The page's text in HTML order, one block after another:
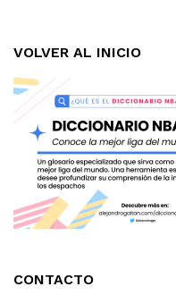
VOLVER AL INICIO
CONTACTO